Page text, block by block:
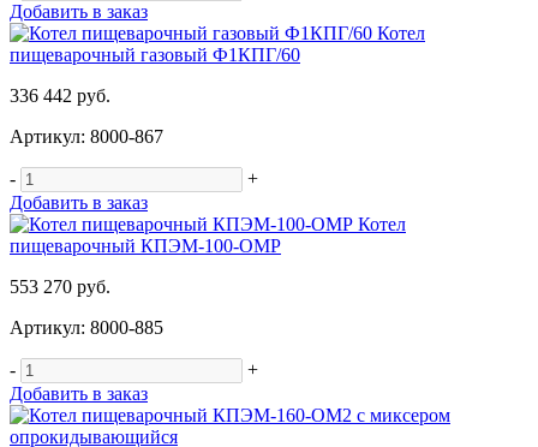
Добавить в заказ
Котел
пищеварочный газовый Ф1КПГ/60
336 442 руб.
Артикул: 8000-867
-
+
Добавить в заказ
Котел
пищеварочный КПЭМ-100-ОМР
553 270 руб.
Артикул: 8000-885
-
+
Добавить в заказ